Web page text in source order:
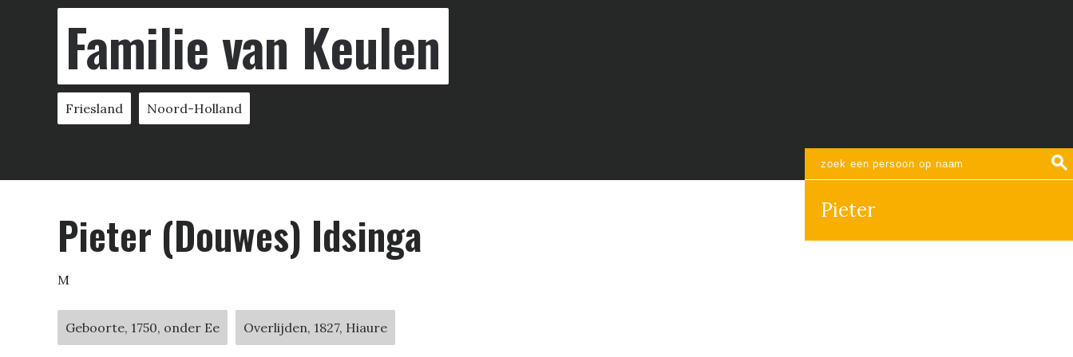
Familie van Keulen
Friesland Noord-Holland
Pieter
Pieter (Douwes) Idsinga
M
Geboorte, 1750, onder Ee Overlijden, 1827, Hiaure